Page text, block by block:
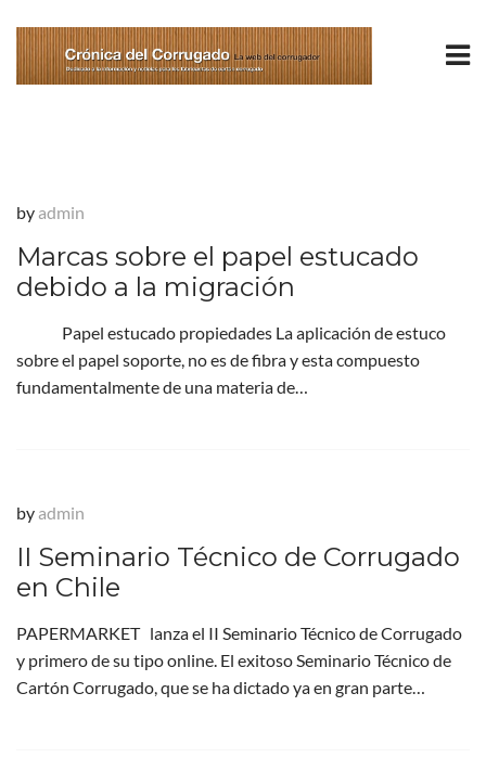
by admin
Marcas sobre el papel estucado
debido a la migración
Papel estucado propiedades La aplicación de estuco
sobre el papel soporte, no es de fibra y esta compuesto
fundamentalmente de una materia de…
by admin
II Seminario Técnico de Corrugado
en Chile
PAPERMARKET lanza el II Seminario Técnico de Corrugado
y primero de su tipo online. El exitoso Seminario Técnico de
Cartón Corrugado, que se ha dictado ya en gran parte…